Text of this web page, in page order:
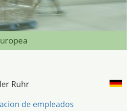
Ruhr
de empleados